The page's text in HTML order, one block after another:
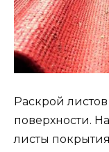
Раскрой
поверхности.
листы